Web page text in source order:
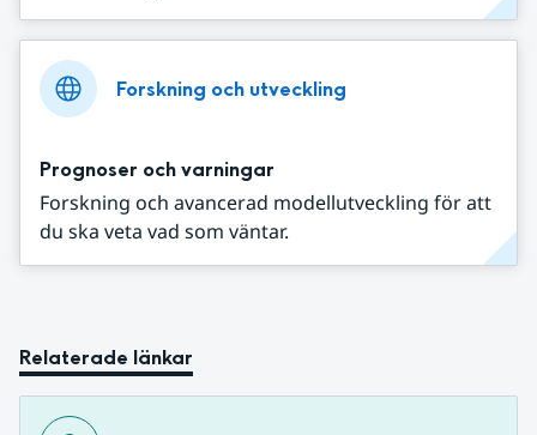
Forskning och utveckling
Prognoser och varningar
Forskning och avancerad modellutveckling för att
du ska veta vad som väntar.
Relaterade länkar